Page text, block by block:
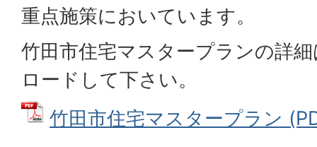
重点施策においています。
竹田市住宅マスタープランの詳
ロードして下さい。
竹田市住宅マスタープラン